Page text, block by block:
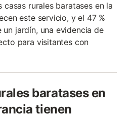
casas rurales baratases en la
este servicio, y el 47 %
jardín, una evidencia de
para visitantes con
baratases en
tienen